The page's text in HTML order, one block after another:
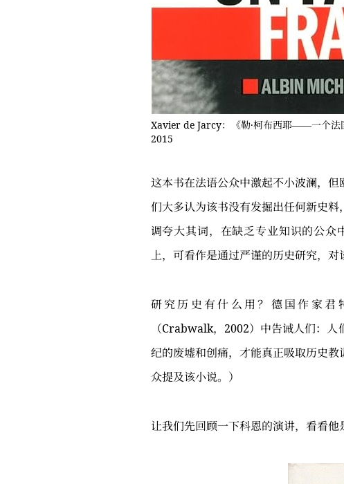
Xavier de Jarcy：《勒·柯布西耶——一个法
2015
这本书在法语公众中激起不小波澜，
们大多认为该书没有发掘出任何新史
调夸大其词，在缺乏专业知识的公众
上，可看作是通过严谨的历史研究，对
研究历史有什么用？德国作家君
（Crabwalk，2002）中告诫人们：
纪的废墟和创痛，才能真正吸取历史
众提及该小说。）
让我们先回顾一下科恩的演讲，看看他